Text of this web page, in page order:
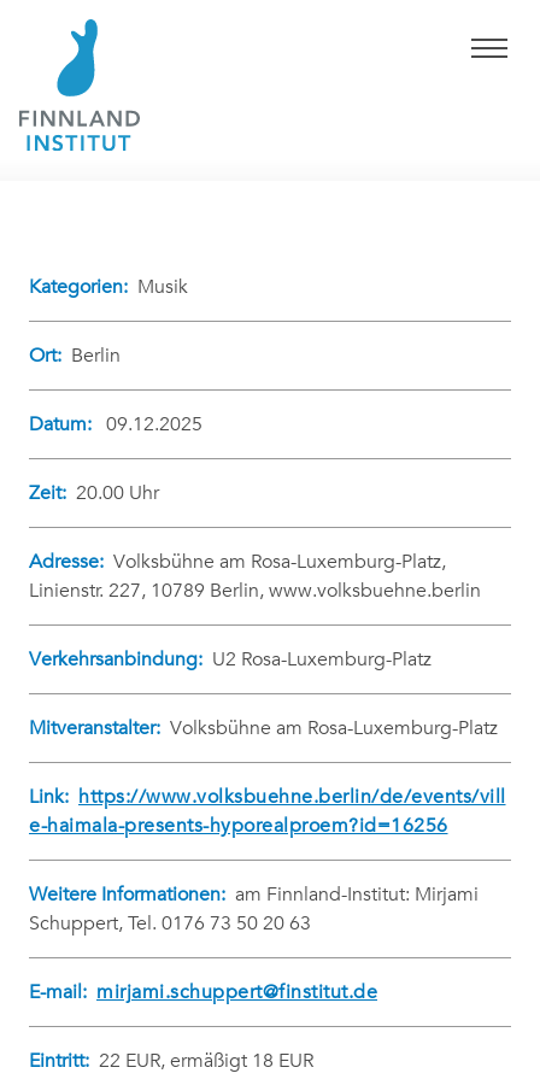
Kategorien: Musik
Ort: Berlin
Datum: 09.12.2025
Zeit: 20.00 Uhr
Adresse: Volksbühne am Rosa-Luxemburg-Platz,
Linienstr. 227, 10789 Berlin, www.volksbuehne.berlin
Verkehrsanbindung: U2 Rosa-Luxemburg-Platz
Mitveranstalter: Volksbühne am Rosa-Luxemburg-Platz
Link: https://www.volksbuehne.berlin/de/events/vill
e-haimala-presents-hyporealproem?id=16256
Weitere Informationen: am Finnland-Institut: Mirjami
Schuppert, Tel. 0176 73 50 20 63
E-mail: mirjami.schuppert@finstitut.de
Eintritt: 22 EUR, ermäßigt 18 EUR